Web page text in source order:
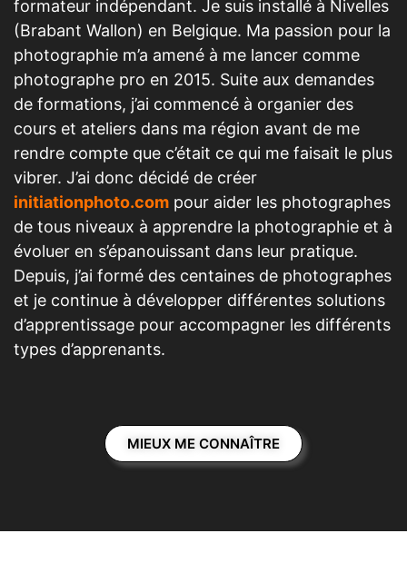
photographe pro en 2015. Suite aux demandes
de formations, j’ai commencé à organier des
cours et ateliers dans ma région avant de me
rendre compte que c’était ce qui me faisait le plus
vibrer. J’ai donc décidé de créer
initiationphoto.compour aider les photographes
de tous niveaux à apprendre la photographie et à
évoluer en s’épanouissant dans leur pratique.
Depuis, j’ai formé des centaines de photographes
et je continue à développer différentes solutions
d’apprentissage pour accompagner les différents
types d’apprenants.